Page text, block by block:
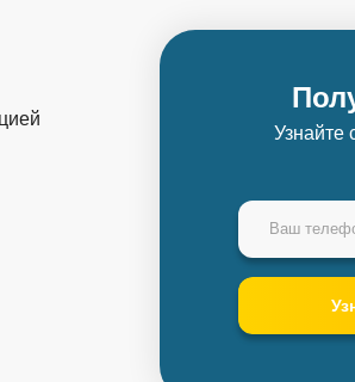
Узнайте